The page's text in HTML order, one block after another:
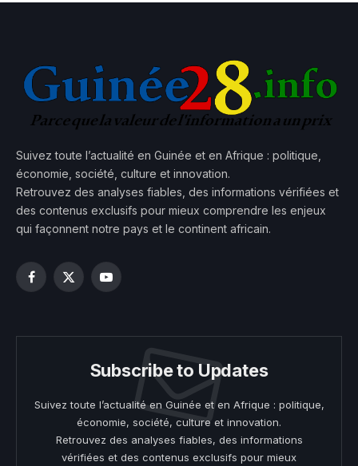
Suivez toute l’actualité en Guinée et en Afrique : politique,
économie, société, culture et innovation.
Retrouvez des analyses fiables, des informations vérifiées et
des contenus exclusifs pour mieux comprendre les enjeux
qui façonnent notre pays et le continent africain.
Facebook
X
YouTube
Subscribe to Updates
Suivez toute l’actualité en Guinée et en Afrique : politique,
économie, société, culture et innovation.
Retrouvez des analyses fiables, des informations
vérifiées et des contenus exclusifs pour mieux